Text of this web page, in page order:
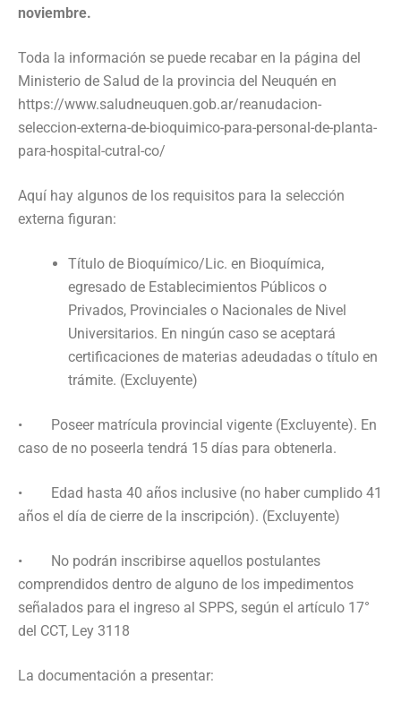
noviembre.
Toda la información se puede recabar en la página del
Ministerio de Salud de la provincia del Neuquén en
https://www.saludneuquen.gob.ar/reanudacion-
seleccion-externa-de-bioquimico-para-personal-de-planta-
para-hospital-cutral-co/
Aquí hay algunos de los requisitos para la selección
externa figuran:
Título de Bioquímico/Lic. en Bioquímica,
egresado de Establecimientos Públicos o
Privados, Provinciales o Nacionales de Nivel
Universitarios. En ningún caso se aceptará
certificaciones de materias adeudadas o título en
trámite. (Excluyente)
• Poseer matrícula provincial vigente (Excluyente). En
caso de no poseerla tendrá 15 días para obtenerla.
• Edad hasta 40 años inclusive (no haber cumplido 41
años el día de cierre de la inscripción). (Excluyente)
• No podrán inscribirse aquellos postulantes
comprendidos dentro de alguno de los impedimentos
señalados para el ingreso al SPPS, según el artículo 17°
del CCT, Ley 3118
La documentación a presentar: